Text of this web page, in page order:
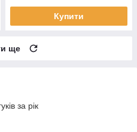
Купити
ще
за рік